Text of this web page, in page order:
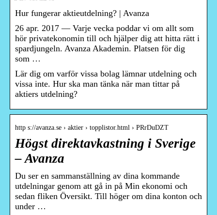
Hur fungerar aktieutdelning? | Avanza
26 apr. 2017 — Varje vecka poddar vi om allt som
hör privatekonomin till och hjälper dig att hitta rätt i
spardjungeln. Avanza Akademin. Platsen för dig
som …
Lär dig om varför vissa bolag lämnar utdelning och
vissa inte. Hur ska man tänka när man tittar på
aktiers utdelning?
http s://avanza.se › aktier › topplistor.html › PRrDuDZT
Högst direktavkastning i Sverige
– Avanza
Du ser en sammanställning av dina kommande
utdelningar genom att gå in på Min ekonomi och
sedan fliken Översikt. Till höger om dina konton och
under …